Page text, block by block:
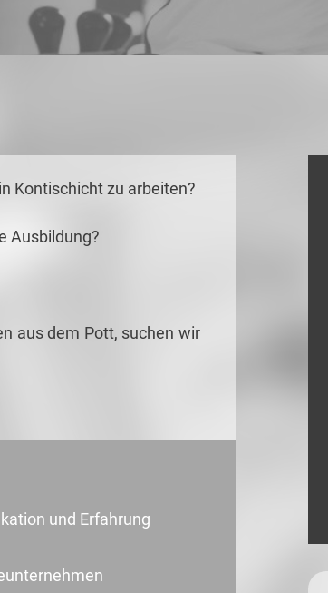
Kontischicht zu arbeiten?
Ausbildung?
aus dem Pott, suchen wir
und Erfahrung